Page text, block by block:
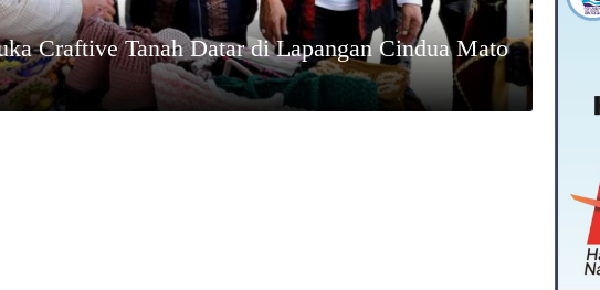
Craftive Tanah Datar di Lapangan Cindua Mato